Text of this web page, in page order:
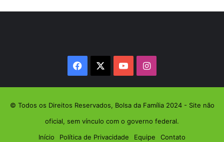
Facebook YouTubeInstagram
© Todos os Direitos Reservados, Bolsa da Família 2024 - Site não
oficial, sem vínculo com o governo federal.
Início
Política de Privacidade Equipe Contato